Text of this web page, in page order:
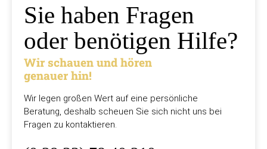
Sie haben Fragen
oder benötigen Hilfe?
Wir schauen und hören
genauer hin!
Wir legen großen Wert auf eine persönliche
Beratung, deshalb scheuen Sie sich nicht uns bei
Fragen zu kontaktieren.